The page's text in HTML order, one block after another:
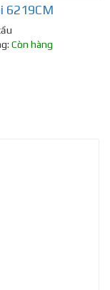
6219CM
Còn hàng